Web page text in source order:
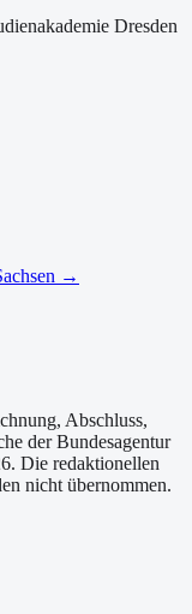
Dresden
→
Abschluss,
der Bundesagentur
. Die redaktionellen
nicht übernommen.